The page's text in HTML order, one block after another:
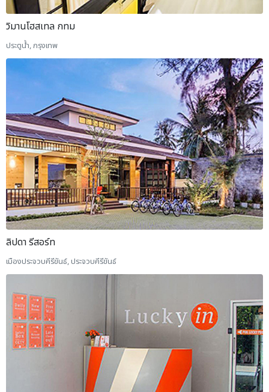
วิมานโฮสเทล กทม
ประตูน้ำ, กรุงเทพ
ลิปดา รีสอร์ท
เมืองประจวบคีรีขันธ์, ประจวบคีรีขันธ์